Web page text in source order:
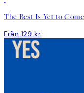
The Best Is Yet to
Från 129 kr